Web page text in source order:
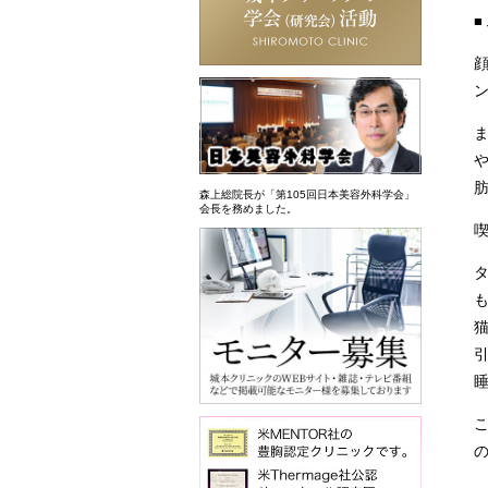
森上総院長が「第105回日本美容外科学会」
会長を務めました。